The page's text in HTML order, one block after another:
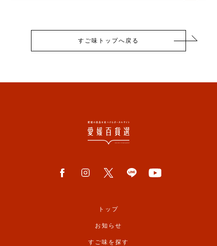
すご味トップへ戻る
トップ
お知らせ
すご味を探す